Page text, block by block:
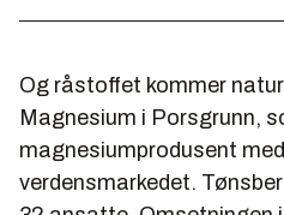
Og råstoffet kommer
Magnesium i Porsgrunn,
magnesiumprodusent
verdensmarkedet.